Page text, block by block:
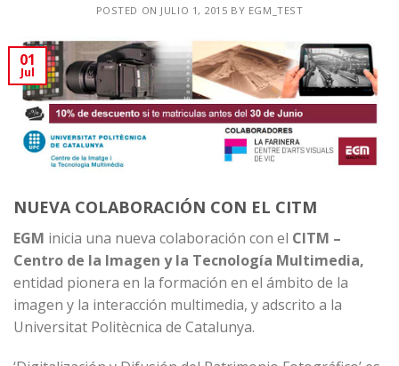
POSTED ON JULIO 1, 2015 BY EGM_TEST
01
Jul
NUEVA COLABORACIÓN CON EL CITM
EGM inicia una nueva colaboración con el CITM –
Centro de la Imagen y la Tecnología Multimedia,
entidad pionera en la formación en el ámbito de la
imagen y la interacción multimedia, y adscrito a la
Universitat Politècnica de Catalunya.